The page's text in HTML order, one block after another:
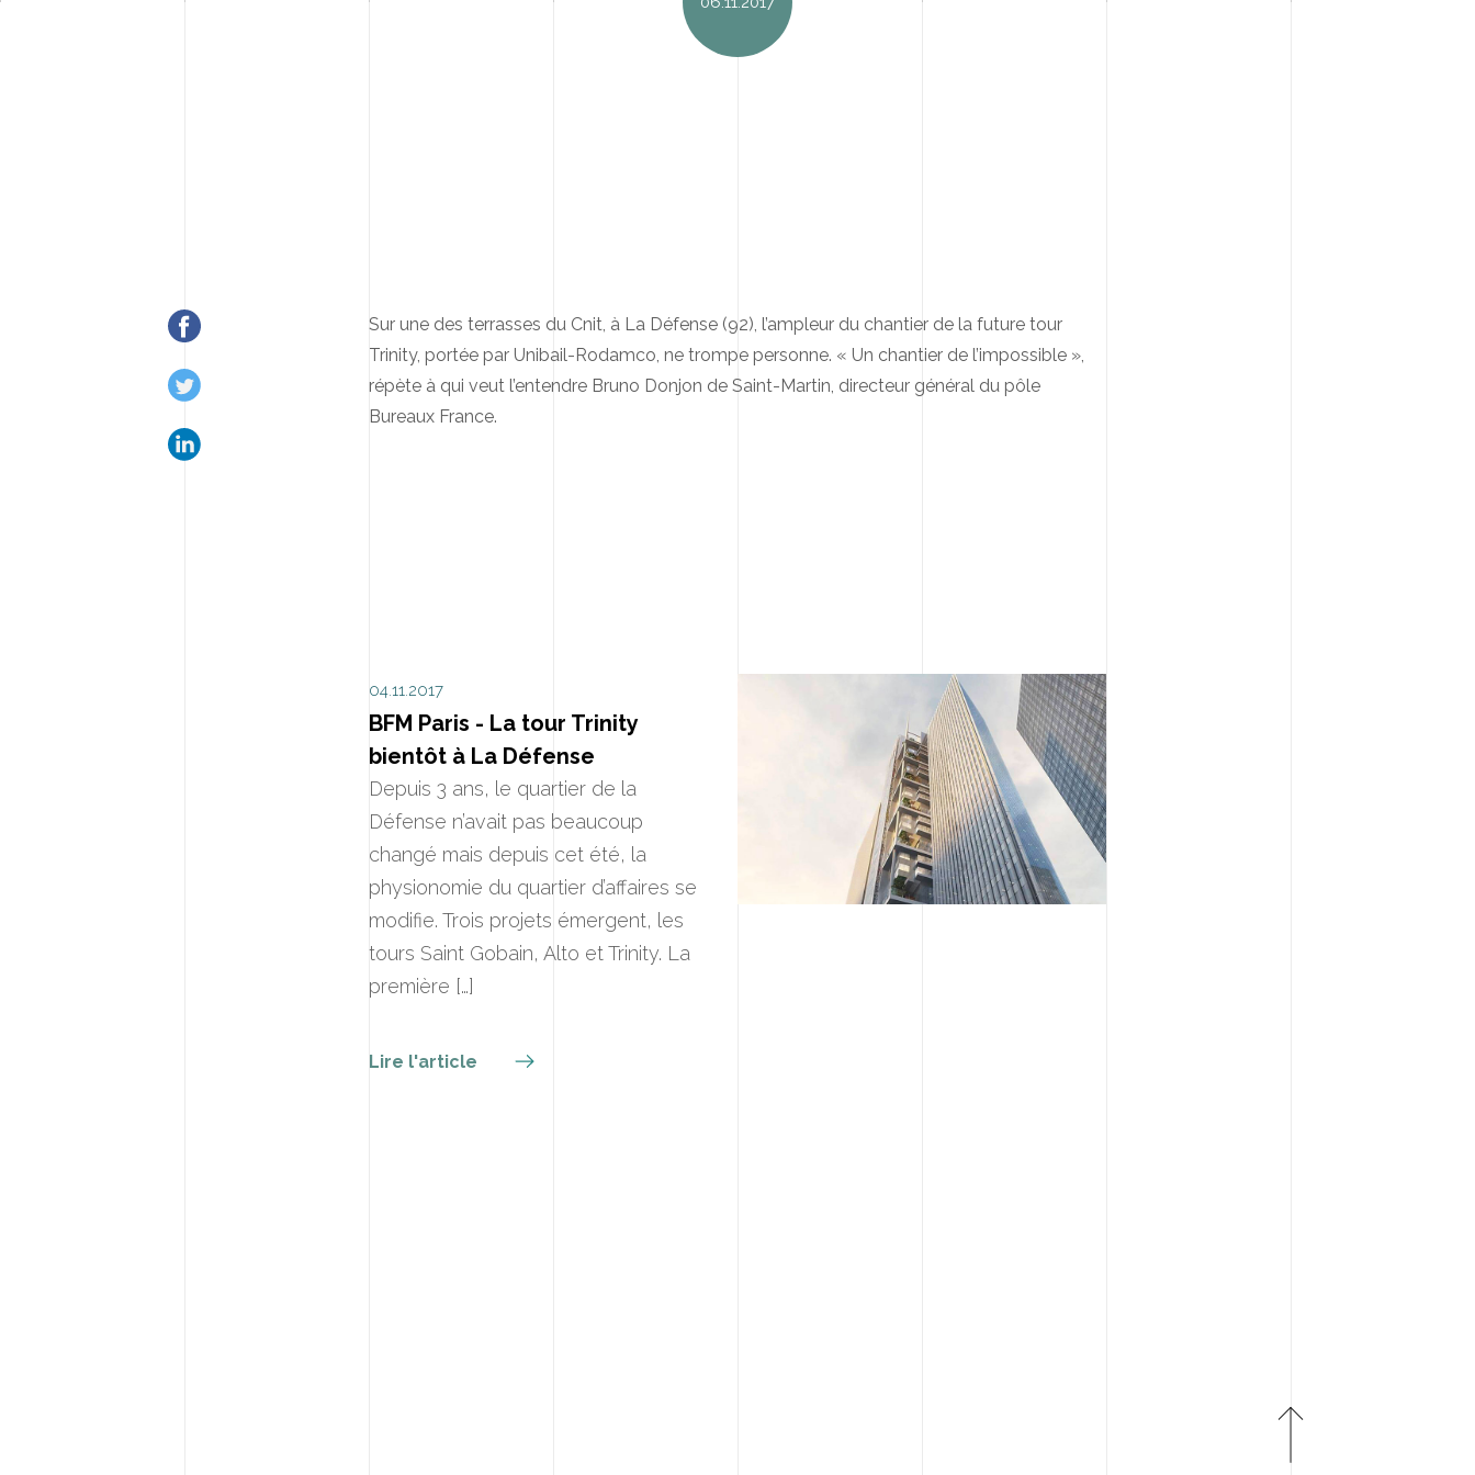
Sur une des terrasses du Cnit, à La Défense (92), l’ampleur du chantier de la future tour
Trinity, portée par Unibail-Rodamco, ne trompe personne. « Un chantier de l’impossible »,
répète à qui veut l’entendre Bruno Donjon de Saint-Martin, directeur général du pôle
Bureaux France.
04.11.2017
BFM Paris - La tour Trinity
bientôt à La Défense
Depuis 3 ans, le quartier de la
Défense n’avait pas beaucoup
changé mais depuis cet été, la
physionomie du quartier d’affaires se
modifie. Trois projets émergent, les
tours Saint Gobain, Alto et Trinity. La
première […]
Lire l'article